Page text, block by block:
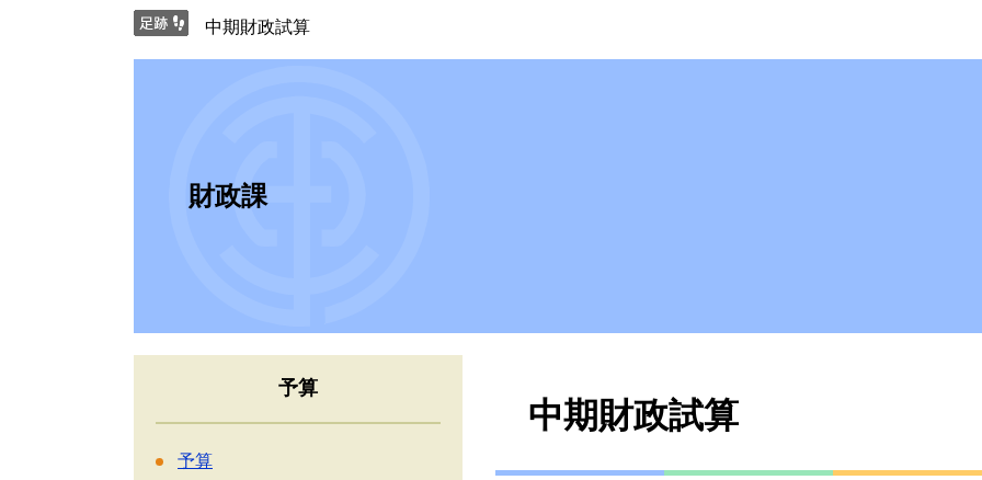
中期財政試算
財政課
中期財政試算
予算
予算